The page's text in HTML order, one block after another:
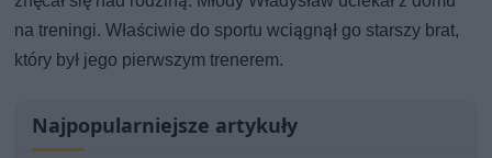
na treningi. Właściwie do sportu wciągnął go starszy brat,
który był jego pierwszym trenerem.
Najpopularniejsze artykuły